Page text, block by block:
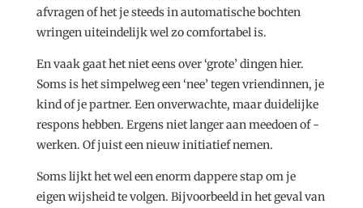
afvragen of het je steeds in automatische bochten
wringen uiteindelijk wel zo comfortabel is.
En vaak gaat het niet eens over ‘grote’ dingen hier.
Soms is het simpelweg een ‘nee’ tegen vriendinnen, je
kind of je partner. Een onverwachte, maar duidelijke
respons hebben. Ergens niet langer aan meedoen of -
werken. Of juist een nieuw initiatief nemen.
Soms lijkt het wel een enorm dappere stap om je
eigen wijsheid te volgen. Bijvoorbeeld in het geval van